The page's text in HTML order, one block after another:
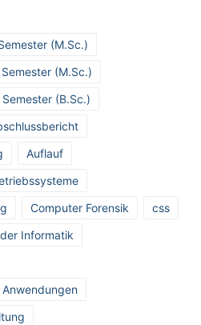
(M.Sc.)
(M.Sc.)
Semester (B.Sc.)
Auflauf
Computer Forensik
css
Informatik